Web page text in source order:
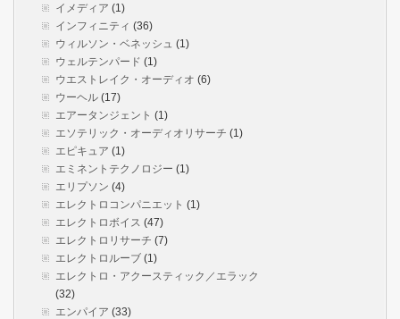
イメディア (1)
インフィニティ (36)
ウィルソン・ベネッシュ (1)
ウェルテンパード (1)
ウエストレイク・オーディオ (6)
ウーヘル (17)
エアータンジェント (1)
エソテリック・オーディオリサーチ (1)
エピキュア (1)
エミネントテクノロジー (1)
エリプソン (4)
エレクトロコンパニエット (1)
エレクトロボイス (47)
エレクトロリサーチ (7)
エレクトロルーブ (1)
エレクトロ・アクースティック／エラック
(32)
エンパイア (33)